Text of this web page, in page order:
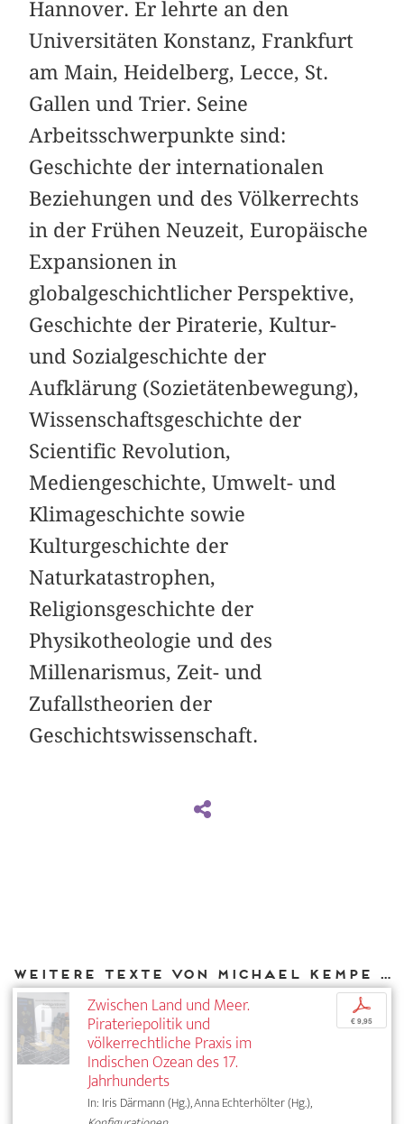
Hannover. Er lehrte an den
Universitäten Konstanz, Frankfurt
am Main, Heidelberg, Lecce, St.
Gallen und Trier. Seine
Arbeitsschwerpunkte sind:
Geschichte der internationalen
Beziehungen und des Völkerrechts
in der Frühen Neuzeit, Europäische
Expansionen in
globalgeschichtlicher Perspektive,
Geschichte der Piraterie, Kultur-
und Sozialgeschichte der
Aufklärung (Sozietätenbewegung),
Wissenschaftsgeschichte der
Scientific Revolution,
Mediengeschichte, Umwelt- und
Klimageschichte sowie
Kulturgeschichte der
Naturkatastrophen,
Religionsgeschichte der
Physikotheologie und des
Millenarismus, Zeit- und
Zufallstheorien der
Geschichtswissenschaft.
Weitere Texte von Michael Kempe bei DIAPHANES
Zwischen Land und Meer.
Pirateriepolitik und
völkerrechtliche Praxis im
Indischen Ozean des 17.
Jahrhunderts
In: Iris Därmann (Hg.), Anna Echterhölter (Hg.),
p
€ 9,95